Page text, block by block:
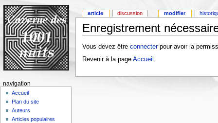
Enregistrement
Vous devez être connecterpour avoir la
Revenir à la page Accueil
article discussion modifier
navigation
Accueil
Plan du site
Auteurs
Articles populaires